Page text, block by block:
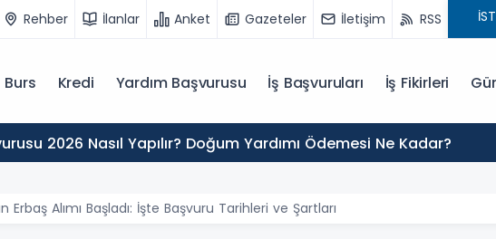
Rehber İlanlar Anket Gazeteler İletişim RSS
Burs Kredi Yardım Başvurusu İş Başvuruları İş Fikirleri
2026 Nasıl Yapılır? Doğum Yardımı Ödemesi Ne Kadar?
Erbaş Alımı Başladı: İşte Başvuru Tarihleri ve Şartları